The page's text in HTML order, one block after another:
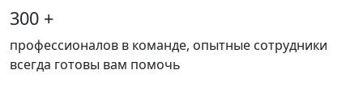
300 +
профессионалов в команде, опытные сотрудники
всегда готовы вам помочь